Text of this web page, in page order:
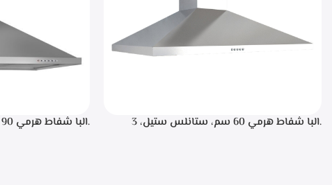
.البا شفاط هرمي 60 سم، ستانلس ستيل، 3